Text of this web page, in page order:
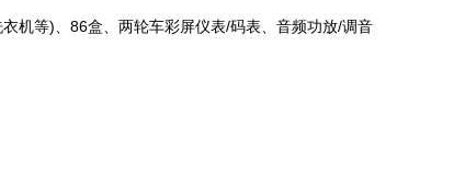
机等)、86盒、两轮车彩屏仪表/码表、音频功放/调音